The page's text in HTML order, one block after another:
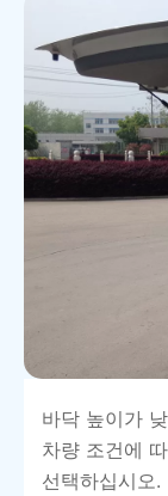
바닥 높이가
차량 조건에
선택하십시오.